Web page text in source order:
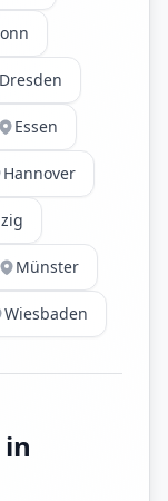
Dresden
Essen
Hannover
Münster
Wiesbaden